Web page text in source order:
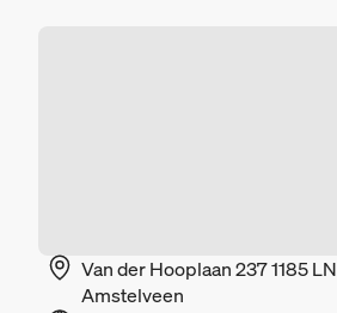
Van der Hooplaan 237 1185 LN
Amstelveen